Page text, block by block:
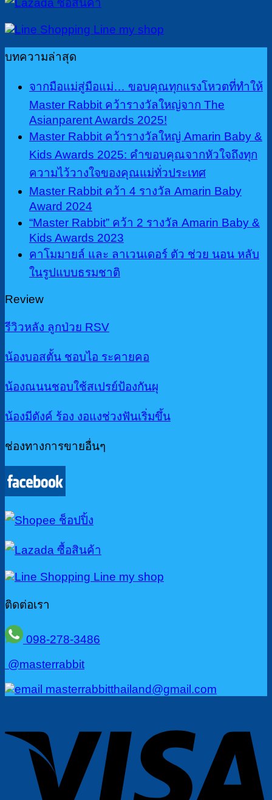
บทความล่าสุด
จากมือแม่สู่มือแม่… ขอบคุณทุกแรงโหวตที่ทำให้
Master Rabbit คว้ารางวัลใหญ่จาก The
Asianparent Awards 2025!
Master Rabbit คว้ารางวัลใหญ่ Amarin Baby &
Kids Awards 2025: คำขอบคุณจากหัวใจถึงทุก
ความไว้วางใจของคุณแม่ทั่วประเทศ
Master Rabbit คว้า 4 รางวัล Amarin Baby
Award 2024
“Master Rabbit” คว้า 2 รางวัล Amarin Baby &
Kids Awards 2023
คาโมมายล์ และ ลาเวนเดอร์ ตัว ช่วย นอน หลับ
ในรูปแบบธรมชาติ
Review
รีวิวหลัง ลูกป่วย RSV
น้องบอสตั้น ชอบไอ ระคายคอ
น้องณนนชอบใช้สเปรย์ป้องกันผุ
น้องมีตังค์ ร้อง งอแงช่วงฟันเริ่มขึ้น
ช่องทางการขายอื่นๆ
ติดต่อเรา
098-278-3486
@masterrabbit
masterrabbitthailand@gmail.com